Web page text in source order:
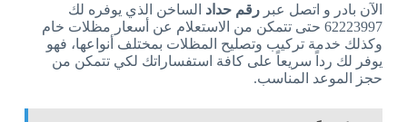
الآن بادر و اتصل عبر رقم حداد الساخن الذي يوفره لك
62223997 حتى تتمكن من الاستعلام عن أسعار مظلات خام
وكذلك خدمة تركيب وتصليح المظلات بمختلف أنواعها، فهو
يوفر لك رداً سريعاً على كافة استفساراتك لكي تتمكن من
حجز الموعد المناسب.